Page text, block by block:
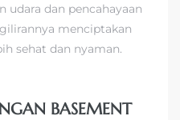
udara dan pencahayaan
menciptakan
sehat dan nyaman.
BASEMENT